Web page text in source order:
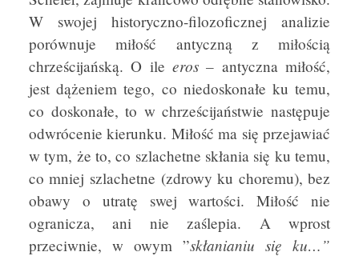
W swojej historyczno-filozoficznej analizie
porównuje miłość antyczną z miłością
chrześcijańską. O ile eros – antyczna miłość,
jest dążeniem tego, co niedoskonałe ku temu,
co doskonałe, to w chrześcijaństwie następuje
odwrócenie kierunku. Miłość ma się przejawiać
w tym, że to, co szlachetne skłania się ku temu,
co mniej szlachetne (zdrowy ku choremu), bez
obawy o utratę swej wartości. Miłość nie
ogranicza, ani nie zaślepia. A wprost
przeciwnie, w owym ”skłanianiu się ku…”